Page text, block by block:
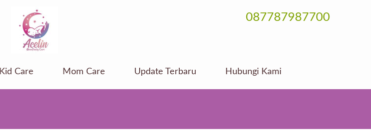
087787987700
Kid Care Mom Care Update Terbaru Hubungi Kami